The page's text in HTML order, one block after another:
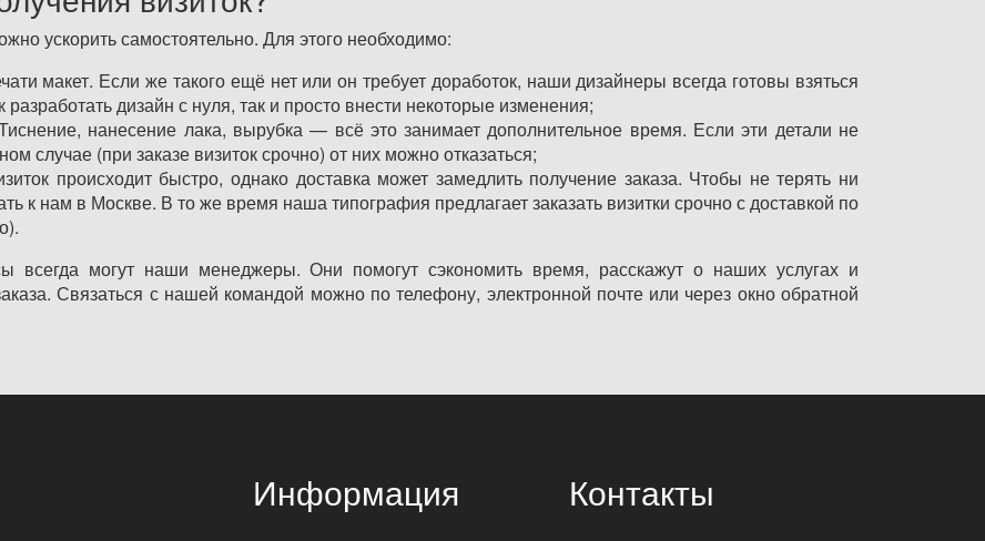
ускорить самостоятельно. Для этого необходимо:
макет. Если же такого ещё нет или он требует доработок, наши дизайнеры всегда готовы взяться
дизайн с нуля, так и просто внести некоторые изменения;
нанесение лака, вырубка — всё это занимает дополнительное время. Если эти детали не
случае (при заказе визиток срочно) от них можно отказаться;
происходит быстро, однако доставка может замедлить получение заказа. Чтобы не терять ни
к нам в Москве. В то же время наша типография предлагает заказать визитки срочно с доставкой по
всегда могут наши менеджеры. Они помогут сэкономить время, расскажут о наших услугах и
Связаться с нашей командой можно по телефону, электронной почте или через окно обратной
Информация Контакты